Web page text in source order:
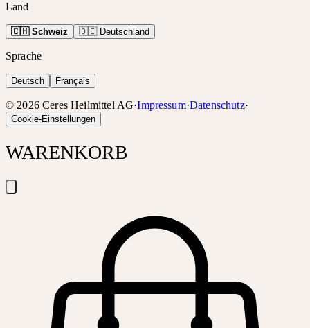
Land
🇨🇭 Schweiz 🇩🇪 Deutschland
Sprache
Deutsch Français
© 2026 Ceres Heilmittel AG·Impressum·Datenschutz·
Cookie-Einstellungen
WARENKORB